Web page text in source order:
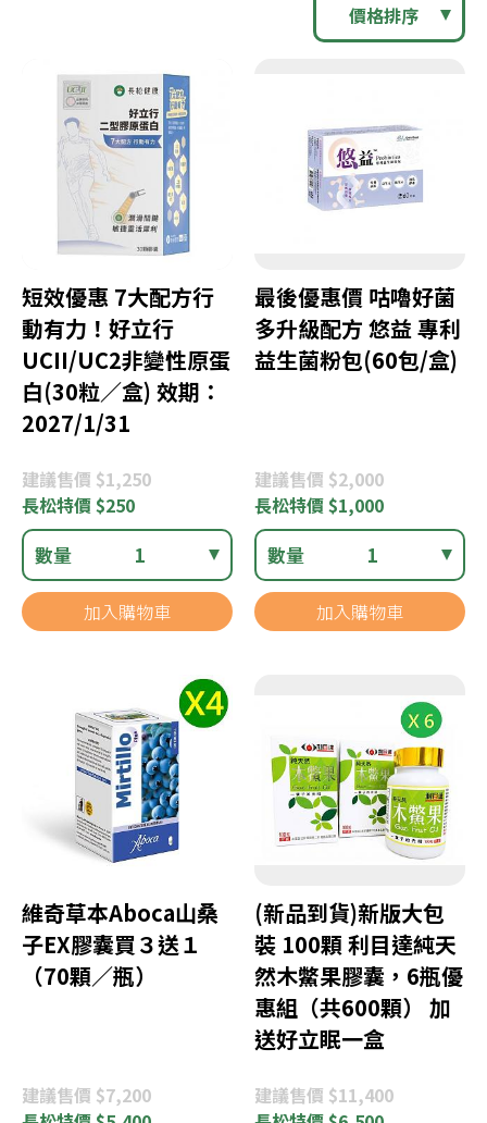
價格排序
短效優惠 7大配方行
動有力！好立行
UCII/UC2非變性原蛋
白(30粒／盒) 效期：
2027/1/31
建議售價 $1,250
長松特價 $250
數量 1
加入購物車
最後優惠價 咕嚕好菌
多升級配方 悠益 專利
益生菌粉包(60包/盒)
建議售價 $2,000
長松特價 $1,000
數量 1
加入購物車
維奇草本Aboca山桑
子EX膠囊買３送１
（70顆／瓶）
建議售價 $7,200
(新品到貨)新版大包
裝 100顆 利目達純天
然木鱉果膠囊，6瓶優
惠組（共600顆） 加
送好立眠一盒
建議售價 $11,400